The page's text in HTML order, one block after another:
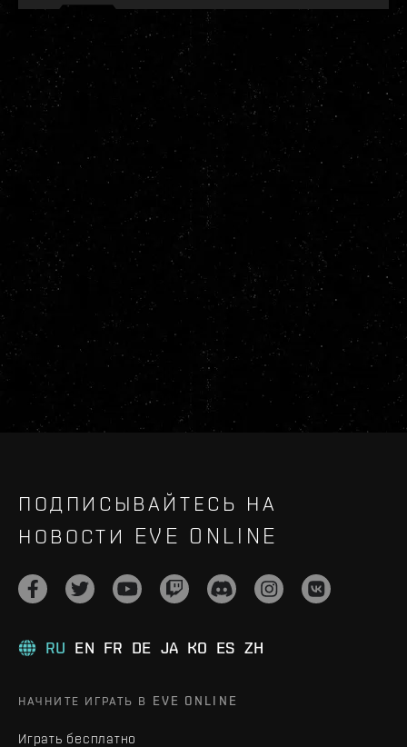
ПОДПИСЫВАЙТЕСЬ НА
НОВОСТИ EVE ONLINE
RU EN FR DE JA KO ES ZH
НАЧНИТЕ ИГРАТЬ В EVE ONLINE
Играть бесплатно